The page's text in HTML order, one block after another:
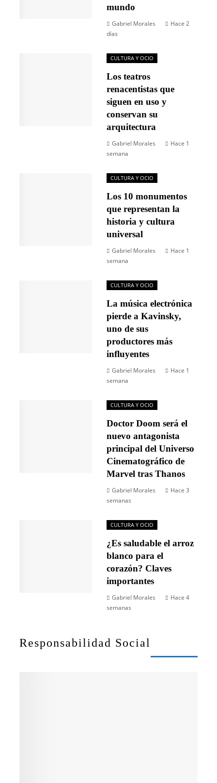
mundo
Gabriel Morales
Hace 2
días
CULTURA Y OCIO
Los teatros
renacentistas que
siguen en uso y
conservan su
arquitectura
Gabriel Morales
Hace 1
semana
CULTURA Y OCIO
Los 10 monumentos
que representan la
historia y cultura
universal
Gabriel Morales
Hace 1
semana
CULTURA Y OCIO
La música electrónica
pierde a Kavinsky,
uno de sus
productores más
influyentes
Gabriel Morales
Hace 1
semana
CULTURA Y OCIO
Doctor Doom será el
nuevo antagonista
principal del Universo
Cinematográfico de
Marvel tras Thanos
Gabriel Morales
Hace 3
semanas
CULTURA Y OCIO
¿Es saludable el arroz
blanco para el
corazón? Claves
importantes
Gabriel Morales
Hace 4
semanas
Responsabilidad Social